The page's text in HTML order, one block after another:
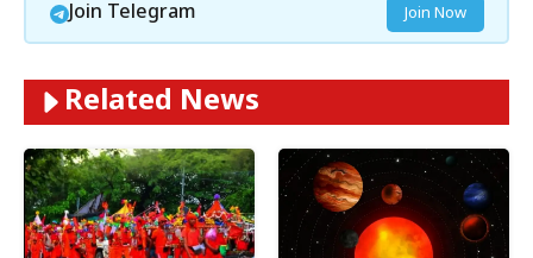
Join Telegram Join Now
Related News